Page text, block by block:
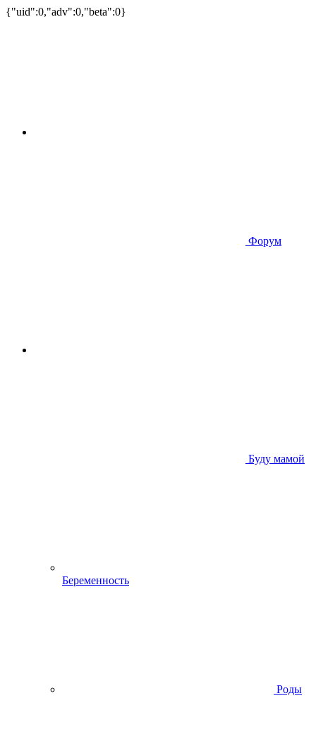
{"uid":0,"adv":0,"beta":0}
Форум
Буду мамой
Беременность
Роды